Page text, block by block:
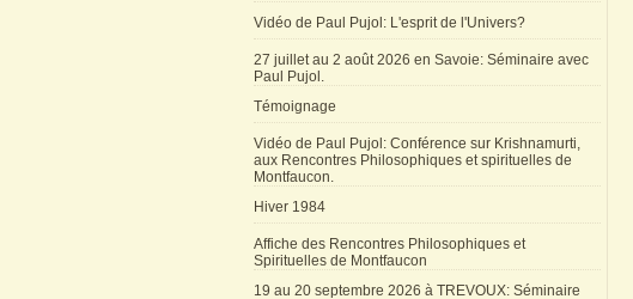
Vidéo de Paul Pujol: L'esprit de l'Univers?
27 juillet au 2 août 2026 en Savoie: Séminaire avec
Paul Pujol.
Témoignage
Vidéo de Paul Pujol: Conférence sur Krishnamurti,
aux Rencontres Philosophiques et spirituelles de
Montfaucon.
Hiver 1984
Affiche des Rencontres Philosophiques et
Spirituelles de Montfaucon
19 au 20 septembre 2026 à TREVOUX: Séminaire